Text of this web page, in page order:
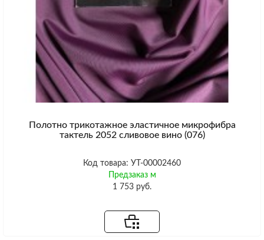
Полотно трикотажное эластичное микрофибра
тактель 2052 сливовое вино (076)
Код товара: УТ-00002460
Предзаказ м
1 753 руб.